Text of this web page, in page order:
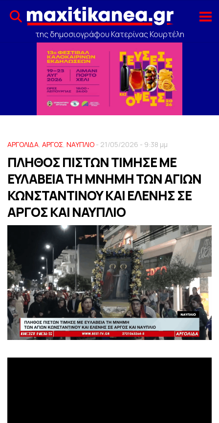
της δημοσιογράφου Κατερίνας Κουρτέλη
ΑΡΓΟΛΙΔΑ, ΑΡΓΟΣ, ΝΑΥΠΛΙΟ - 21/05/2026 - 9:38 μμ
ΠΛΗΘΟΣ ΠΙΣΤΩΝ ΤΙΜΗΣΕ ΜΕ
ΕΥΛΑΒΕΙΑ ΤΗ ΜΝΗΜΗ ΤΩΝ ΑΓΙΩΝ
ΚΩΝΣΤΑΝΤΙΝΟΥ ΚΑΙ ΕΛΕΝΗΣ ΣΕ
ΑΡΓΟΣ ΚΑΙ ΝΑΥΠΛΙΟ